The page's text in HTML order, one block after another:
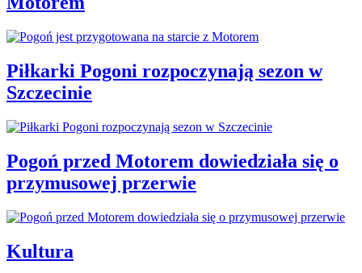
Piłkarki Pogoni rozpoczynają sezon w
Szczecinie
Pogoń przed Motorem dowiedziała się o
przymusowej przerwie
Kultura